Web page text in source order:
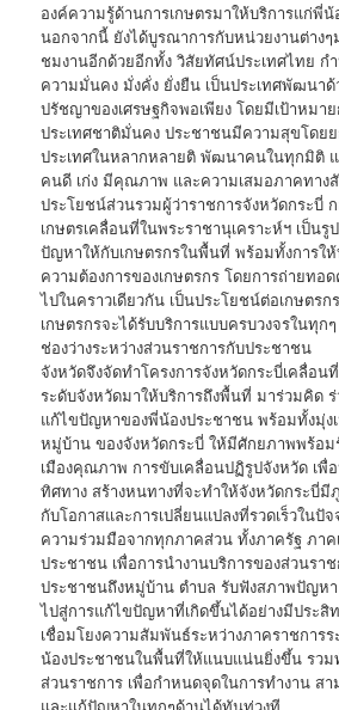
องค์ความรู้ด้านการเกษตรมาให้บริการแก่พี่น้
นอกจากนี้ ยังได้บูรณาการกับหน่วยงานต่างๆ
ชมงานอีกด้วยอีกทั้ง วิสัยทัศน์ประเทศไทย ก
ความมั่นคง มั่งคั่ง ยั่งยืน เป็นประเทศพัฒนา
ปรัชญาของเศรษฐกิจพอเพียง โดยมีเป้าหมา
ประเทศชาติมั่นคง ประชาชนมีความสุขโดย
ประเทศในหลากหลายติ พัฒนาคนในทุกมิติ แ
คนดี เก่ง มีคุณภาพ และความเสมอภาคทาง
ประโยชน์ส่วนรวมผู้ว่าราชการจังหวัดกระบี่
เกษตรเคลื่อนที่ในพระราชานุเคราะห์ฯ เป็น
ปัญหาให้กับเกษตรกรในพื้นที่ พร้อมทั้งการใ
ความต้องการของเกษตรกร โดยการถ่ายทอ
ไปในคราวเดียวกัน เป็นประโยชน์ต่อเกษตรก
เกษตรกรจะได้รับบริการแบบครบวงจรในทุก
ช่องว่างระหว่างส่วนราชการกับประชาชน
จังหวัดจึงจัดทำโครงการจังหวัดกระบี่เคลื่อน
ระดับจังหวัดมาให้บริการถึงพื้นที่ มาร่วมคิด
แก้ไขปัญหาของพี่น้องประชาชน พร้อมทั้งมุ่
หมู่บ้าน ของจังหวัดกระบี่ ให้มีศักยภาพพร้อม
เมืองคุณภาพ การขับเคลื่อนปฏิรูปจังหวัด เพื่
ทิศทาง สร้างหนทางที่จะทำให้จังหวัดกระบี่
กับโอกาสและการเปลี่ยนแปลงที่รวดเร็วในปั
ความร่วมมือจากทุกภาคส่วน ทั้งภาครัฐ ภา
ประชาชน เพื่อการนำงานบริการของส่วนรา
ประชาชนถึงหมู่บ้าน ตำบล รับฟังสภาพปัญหา
ไปสู่การแก้ไขปัญหาที่เกิดขึ้นได้อย่างมีประสิ
เชื่อมโยงความสัมพันธ์ระหว่างภาคราชการ
น้องประชาชนในพื้นที่ให้แนบแน่นยิ่งขึ้น รวม
ส่วนราชการ เพื่อกำหนดจุดในการทำงาน สา